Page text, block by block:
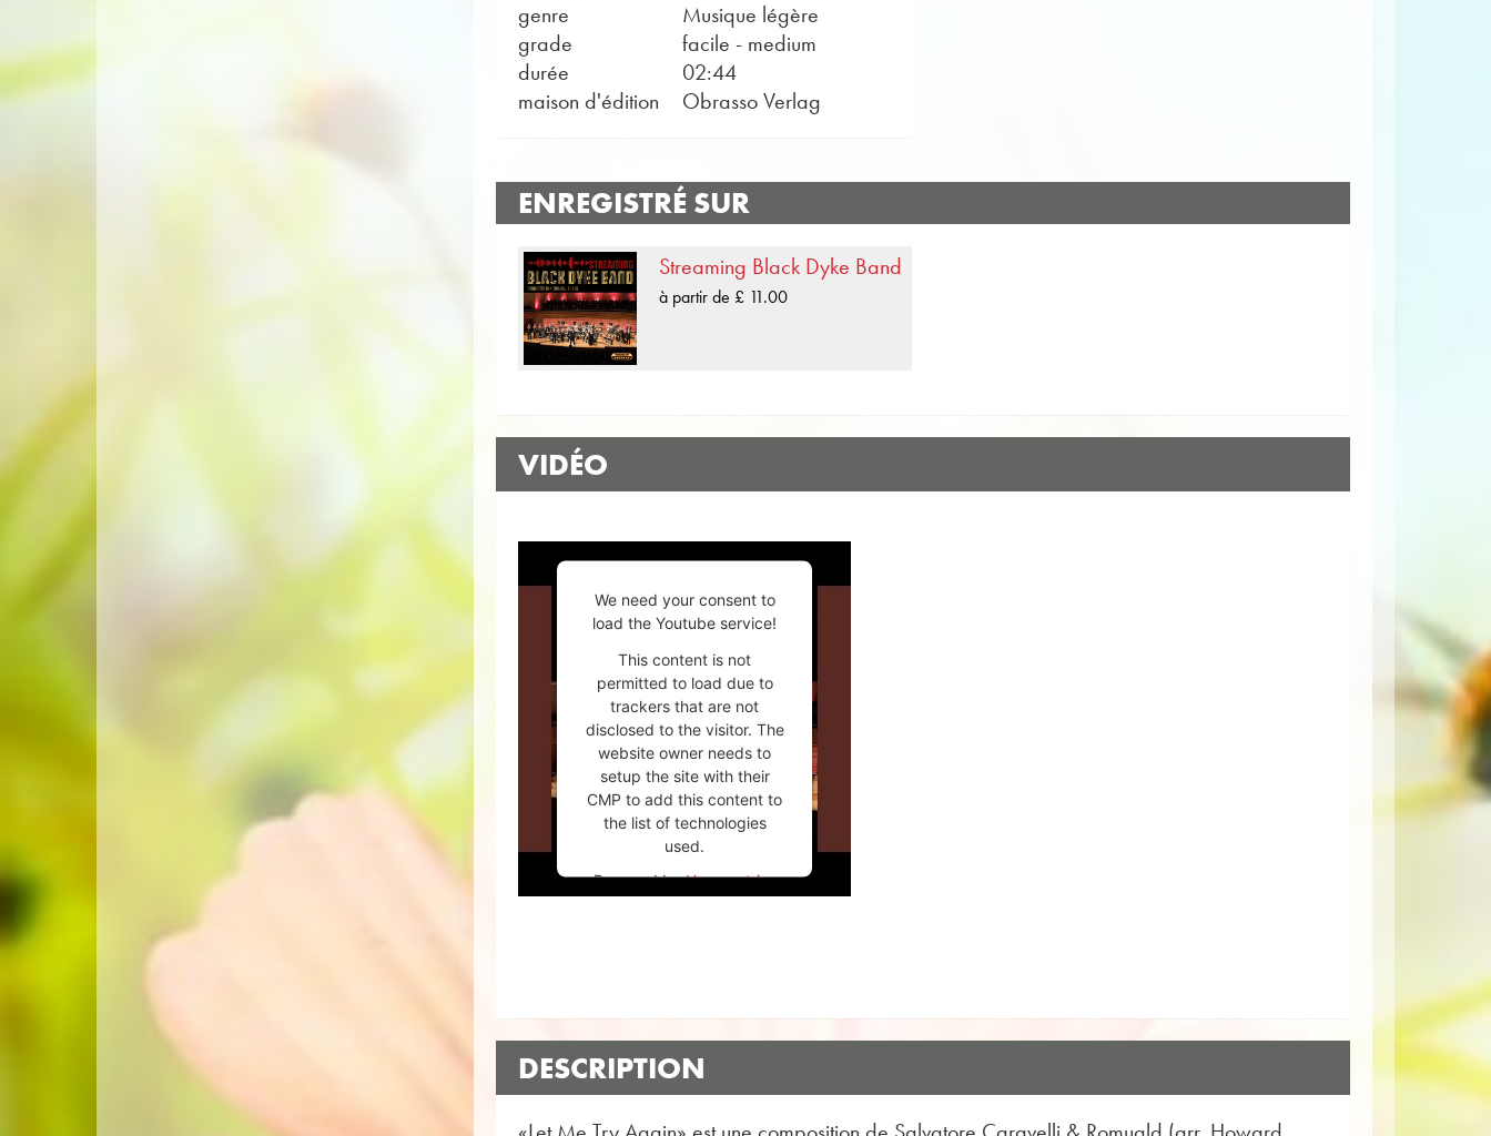
genre
Musique légère
grade
facile - medium
durée
02:44
maison d'édition
Obrasso Verlag
ENREGISTRÉ SUR
Streaming Black Dyke Band
à partir de £ 11.00
VIDÉO
We need your consent to
load the Youtube service!
This content is not
permitted to load due to
trackers that are not
disclosed to the visitor. The
website owner needs to
setup the site with their
CMP to add this content to
the list of technologies
used.
Powered byUsercentrics
Consent Management
DESCRIPTION